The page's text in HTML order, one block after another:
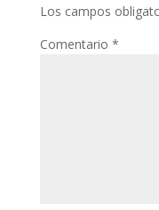
Los campos
Comentario *